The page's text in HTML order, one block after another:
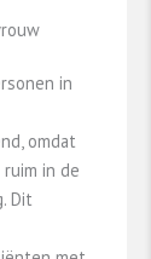
in
omdat
in de
Dit